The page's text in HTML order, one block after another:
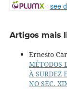
- see
Artigos mais
Ernesto
MÉTODOS
À SURDEZ
NO SÉC.